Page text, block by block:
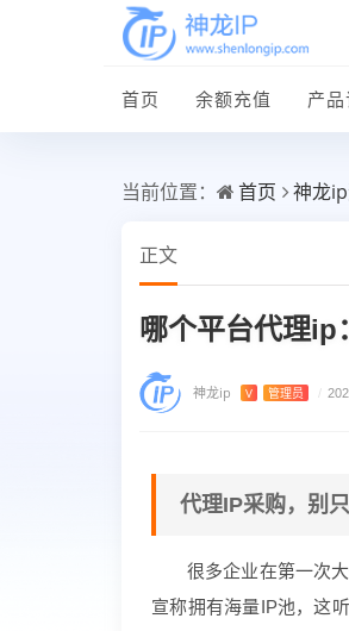
首页 余额充值 产
当前位置： 首页 神龙
正文
哪个平台代理ip
神龙ip V 管理员 /
代理IP采购，别
很多企业在第一次
宣称拥有海量IP池，这